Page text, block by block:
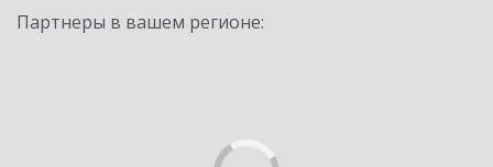
Партнеры в вашем регионе: